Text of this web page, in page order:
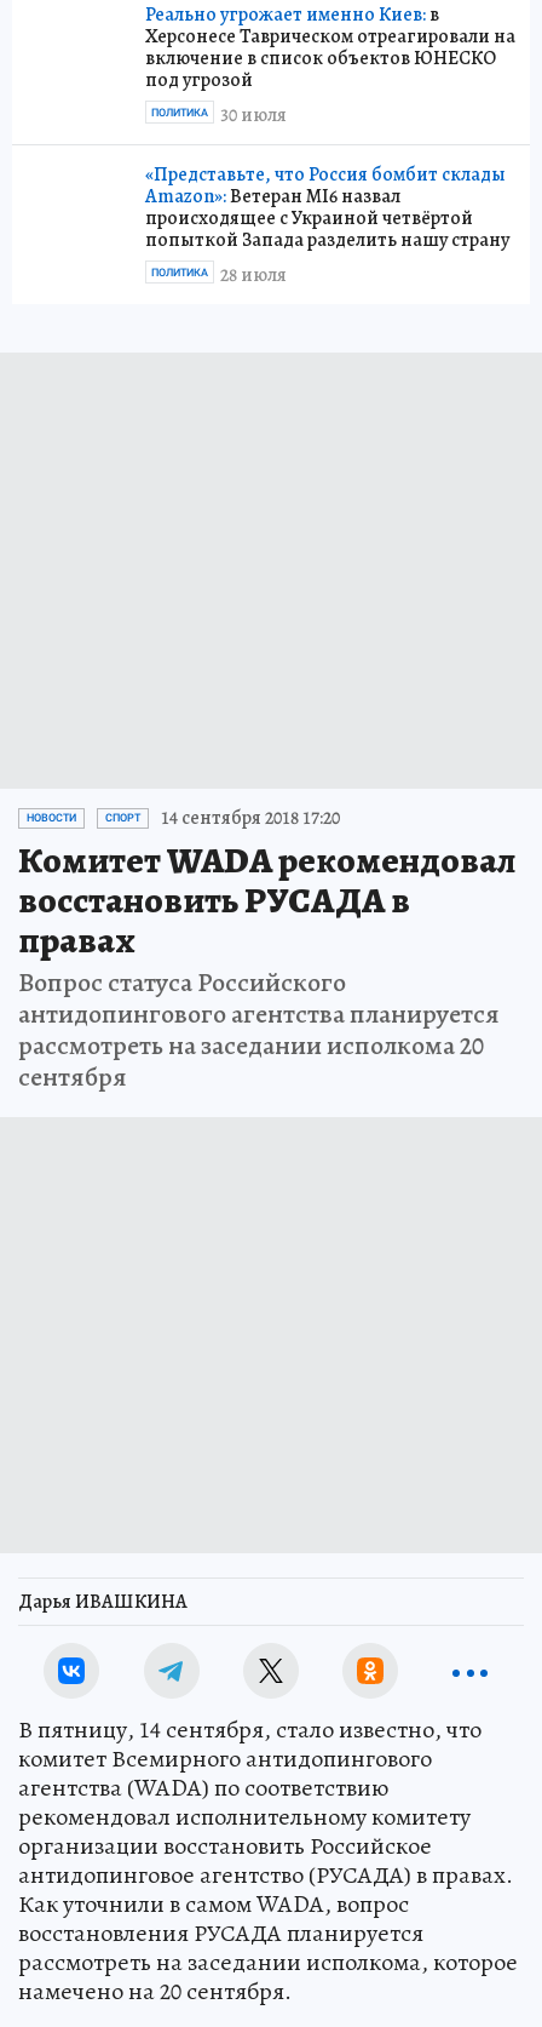
Реально угрожает именно Киев:в
Херсонесе Таврическом отреагировали на
включение в список объектов ЮНЕСКО
под угрозой
30 июля
ПОЛИТИКА
«Представьте, что Россия бомбит склады
Amazon»:Ветеран MI6 назвал
происходящее с Украиной четвёртой
попыткой Запада разделить нашу страну
28 июля
ПОЛИТИКА
НОВОСТИ СПОРТ 14 сентября 2018 17:20
Комитет WADA рекомендовал
восстановить РУСАДА в
правах
Вопрос статуса Российского
антидопингового агентства планируется
рассмотреть на заседании исполкома 20
сентября
Дарья ИВАШКИНА
В пятницу, 14 сентября, стало известно, что
комитет Всемирного антидопингового
агентства (WADA) по соответствию
рекомендовал исполнительному комитету
организации восстановить Российское
антидопинговое агентство (РУСАДА) в правах.
Как уточнили в самом WADA, вопрос
восстановления РУСАДА планируется
рассмотреть на заседании исполкома, которое
намечено на 20 сентября.